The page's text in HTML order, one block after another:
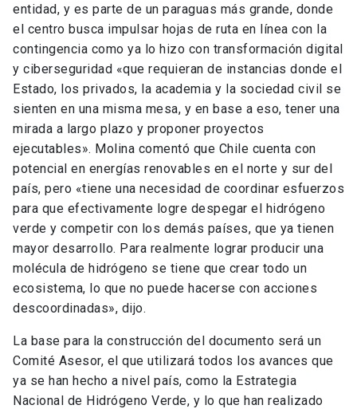
entidad, y es parte de un paraguas más grande, donde
el centro busca impulsar hojas de ruta en línea con la
contingencia como ya lo hizo con transformación digital
y ciberseguridad «que requieran de instancias donde el
Estado, los privados, la academia y la sociedad civil se
sienten en una misma mesa, y en base a eso, tener una
mirada a largo plazo y proponer proyectos
ejecutables». Molina comentó que Chile cuenta con
potencial en energías renovables en el norte y sur del
país, pero «tiene una necesidad de coordinar esfuerzos
para que efectivamente logre despegar el hidrógeno
verde y competir con los demás países, que ya tienen
mayor desarrollo. Para realmente lograr producir una
molécula de hidrógeno se tiene que crear todo un
ecosistema, lo que no puede hacerse con acciones
descoordinadas», dijo.
La base para la construcción del documento será un
Comité Asesor, el que utilizará todos los avances que
ya se han hecho a nivel país, como la Estrategia
Nacional de Hidrógeno Verde, y lo que han realizado